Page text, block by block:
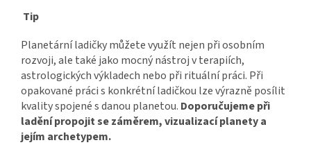
Tip
Planetární ladičky můžete využít nejen při osobním
rozvoji, ale také jako mocný nástroj v terapiích,
astrologických výkladech nebo při rituální práci. Při
opakované práci s konkrétní ladičkou lze výrazně posílit
kvality spojené s danou planetou. Doporučujeme při
ladění propojit se záměrem, vizualizací planety a
jejím archetypem.